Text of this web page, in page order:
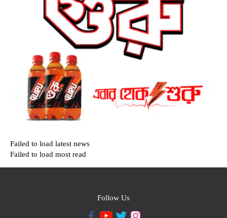
Failed to load latest news
Failed to load most read
Follow Us